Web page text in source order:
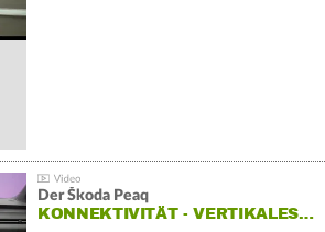
Der Škoda Peaq
KONNEKTIVITÄT - VERTIKALES…